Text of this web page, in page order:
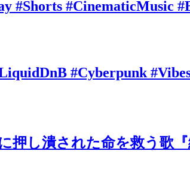
#Shorts #CinematicMusic
#Cyberpunk
し潰された命を救う歌